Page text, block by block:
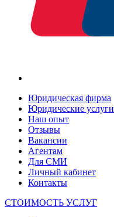
Юридическая фирма
Юридические услуги
Наш опыт
Отзывы
Вакансии
Агентам
Для СМИ
Личный кабинет
Контакты
СТОИМОСТЬ УСЛУГ